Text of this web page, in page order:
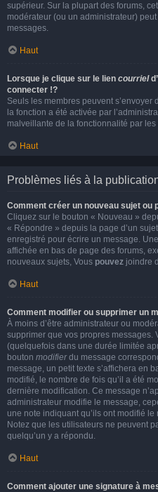
supérieur. Sur la plupart des forums,
modérateur (ou un administrateur)
messages.
Haut
Lorsque je clique sur le lien courriel
connecter !?
Seuls les membres peuvent
la fonction a été activée par
malveillante de la fonctionnalité par les
Haut
Problèmes liés à la
Comment créer un nouveau sujet ou
Cliquez sur le bouton « Nouveau »
« Répondre » depuis la page d’un
enregistré pour écrire un message.
affichée en bas de page des forums,
nouveaux sujets, Vous pouvez joindre
Haut
Comment modifier ou supprimer un
À moins d’être administrateur ou
supprimer que vos propres messages.
(quelquefois dans une durée limitée
bouton modifierdu message
message, un petit texte s’affichera en
modifié, le nombre de fois qu’il a été
dernière modification. Ce message
administrateur modifie le message,
une note indiquant qu’ils ont modifié
Notez que les utilisateurs ne peuvent
quelqu’un y a répondu.
Haut
Comment ajouter une signature à